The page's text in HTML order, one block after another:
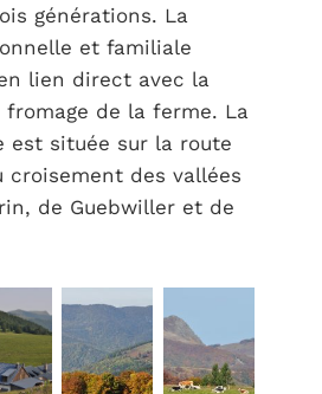
générations. La
et familiale
lien direct avec la
de la ferme. La
est située sur la route
croisement des vallées
de Guebwiller et de